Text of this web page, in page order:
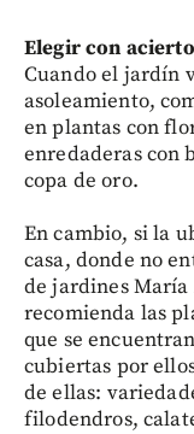
Elegir con acierto
Cuando el jardín
asoleamiento,
en plantas con
enredaderas con
copa de oro.
En cambio, si la
casa, donde no
de jardines María
recomienda las
que se
cubiertas por
de ellas:
filodendros,